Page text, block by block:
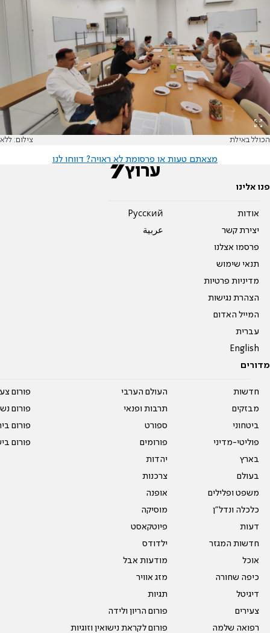
הכולל באילת צילום: ללא
מצאתם טעות או פרסומת לא ראויה? דווחו לנו
פנו אלינו
אודות
יצירת קשר
פרסמו אצלנו
תנאי שימוש
מדיניות פרטיות
הצהרת נגישות
המייל האדום
עברית
English
Pусский
عربية
מדורים
חדשות
מבזקים
ביטחוני
פוליטי-מדיני
בארץ
בעולם
משפט ופלילים
כלכלה ונדל"ן
דעות
חדשות המגזר
אוכל
כיפה שחורה
דיגיטל
צעירים
רפואה שלמה
העולם הערבי
תרבות ופנאי
ספורט
פורומים
יהדות
צרכנות
אופנה
מוסיקה
פיוטקאסט
ילדודס
מודעות אבל
מזג אוויר
תגיות
פורום הריון ולידה
פורום לקראת נישואין וזוגיות
פורום
פורום
פורום
פורום